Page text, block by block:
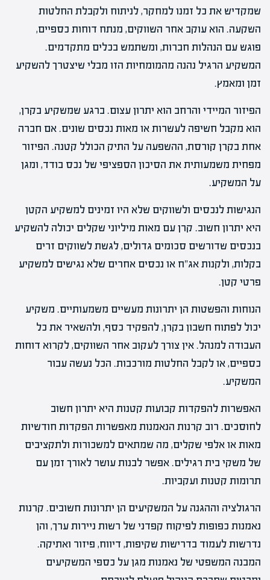
שמקדיש את כל זמנו למחקר, לניתוח ולקבלת החלטות
השקעה. הוא עוקב אחר השווקים, מנתח דוחות כספיים,
פוגש עם הנהלות חברות, ומשתמש בכלים מתקדמים.
המשקיע הרגיל נהנה מהמומחיות הזו מבלי שיצטרך להשקיע
זמן ומאמץ.
הפיזור המיידי והרחב הוא יתרון עצום. ברגע שמשקיע בקרן,
הוא מקבל חשיפה לעשרות או מאות נכסים שונים. אם חברה
אחת בקרן קורסת, ההשפעה על התיק הכולל קטנה. הפיזור
מפחית משמעותית את הסיכון הספציפי של נכס בודד, ומגן
על המשקיע.
הנגישות לנכסים ולשווקים שלא היו זמינים למשקיע הקטן
היא יתרון חשוב. קרן עם מאות מיליוני שקלים יכולה להשקיע
בנכסים שדורשים סכומים גדולים, לגשת לשווקים זרים
בקלות, ולקנות אג"ח או נכסים אחרים שלא נגישים למשקיע
פרטי קטן.
הנוחות והפשטות הן יתרונות מעשיים משמעותיים. משקיע
יכול לפתוח חשבון בקרן, להפקיד כסף, ולהשאיר את כל
העבודה למנהל. אין צורך לעקוב אחר השווקים, לקרוא דוחות
כספיים, או לקבל החלטות מורכבות. הכל נעשה עבור
המשקיע.
האפשרות להפקדות קבועות קטנות היא יתרון חשוב
לחוסכים. רוב קרנות הנאמנות מאפשרות הפקדות חודשיות
מאות או אלפי שקלים, מה שמתאים למשכורות ולתקציבים
של משקי בית רגילים. אפשר לבנות עושר לאורך זמן עם
תרומות קטנות ועקביות.
הרגולציה וההגנה על המשקיעים הן יתרונות חשובים. קרנות
נאמנות כפופות לפיקוח קפדני של רשות ניירות ערך, והן
נדרשות לעמוד בדרישות שקיפות, דיווח, פיזור ואתיקה.
המבנה המשפטי של נאמנות מגן על כספי המשקיעים